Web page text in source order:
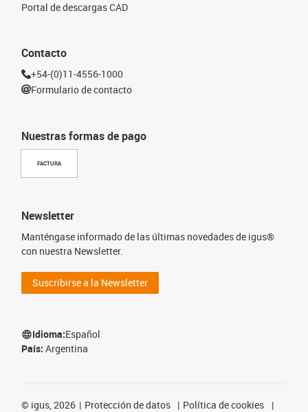
Nuestras formas de pago
FACTURA
Portal de descargas CAD
Contacto
+54-(0)11-4556-1000
Formulario de contacto
Newsletter
Manténgase informado de las últimas novedades de igus®
con nuestra Newsletter.
Suscribirse a la Newsletter
Idioma:Español
País: Argentina
© igus, 2026 Protección de datos
Política de cookies